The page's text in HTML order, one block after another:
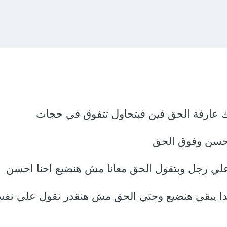
عارفة الحق فين فبتحاول تتفوق في حجات
وفوق الحق
رجل وبتقول الحق معانا مش هنضيع احنا احسن
يبقي هنضيع وحتي الحق مش هنقدر نقول علي